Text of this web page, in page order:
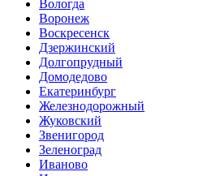
Вологда
Воронеж
Воскресенск
Дзержинский
Долгопрудный
Домодедово
Екатеринбург
Железнодорожный
Жуковский
Звенигород
Зеленоград
Иваново